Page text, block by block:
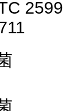
2599